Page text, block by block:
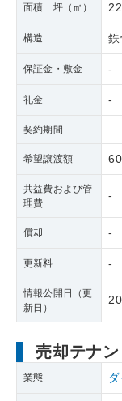
面積 坪（㎡）
構造 鉄
保証金・敷金 -
礼金 -
契約期間
希望譲渡額
共益費および管
理費
-
償却 -
更新料 -
情報公開日（更
新日）
売却テナ
業態